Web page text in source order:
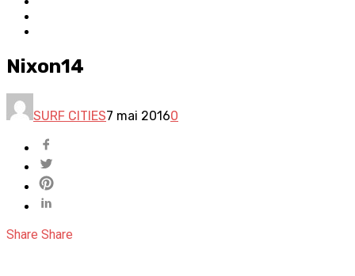
Nixon14
SURF CITIES7 mai 20160
Share Share